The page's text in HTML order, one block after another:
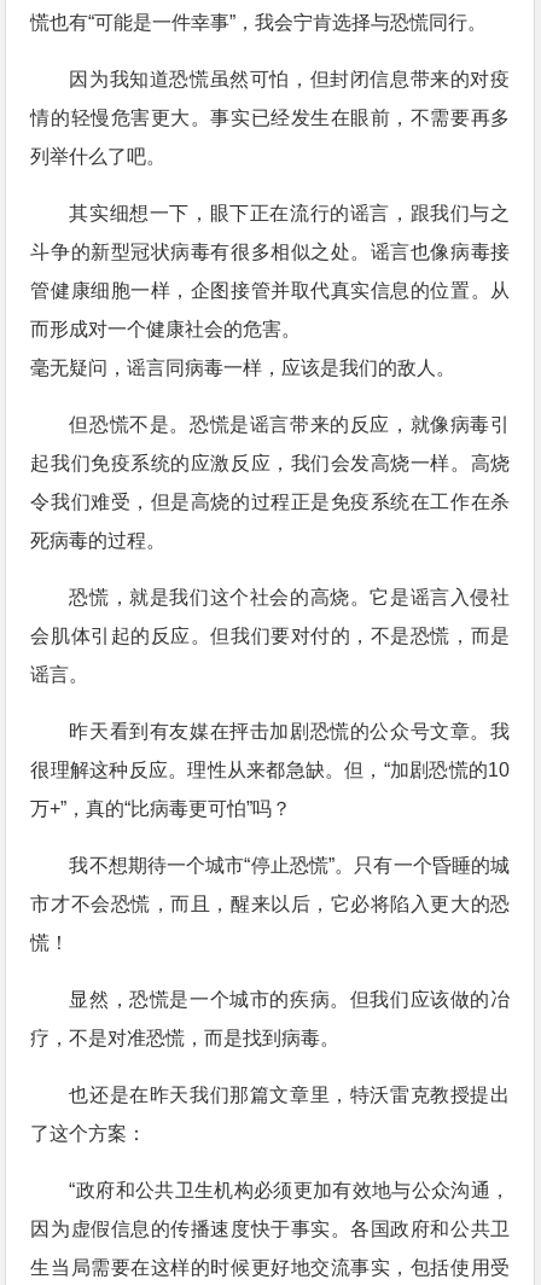
慌也有“可能是一件幸事”，我会宁肯选择与恐慌同行。
因为我知道恐慌虽然可怕，但封闭信息带来的对疫
情的轻慢危害更大。事实已经发生在眼前，不需要再多
列举什么了吧。
其实细想一下，眼下正在流行的谣言，跟我们与之
斗争的新型冠状病毒有很多相似之处。谣言也像病毒接
管健康细胞一样，企图接管并取代真实信息的位置。从
而形成对一个健康社会的危害。
毫无疑问，谣言同病毒一样，应该是我们的敌人。
但恐慌不是。恐慌是谣言带来的反应，就像病毒引
起我们免疫系统的应激反应，我们会发高烧一样。高烧
令我们难受，但是高烧的过程正是免疫系统在工作在杀
死病毒的过程。
恐慌，就是我们这个社会的高烧。它是谣言入侵社
会肌体引起的反应。但我们要对付的，不是恐慌，而是
谣言。
昨天看到有友媒在抨击加剧恐慌的公众号文章。我
很理解这种反应。理性从来都急缺。但，“加剧恐慌的10
万+”，真的“比病毒更可怕”吗？
我不想期待一个城市“停止恐慌”。只有一个昏睡的城
市才不会恐慌，而且，醒来以后，它必将陷入更大的恐
慌！
显然，恐慌是一个城市的疾病。但我们应该做的冶
疗，不是对准恐慌，而是找到病毒。
也还是在昨天我们那篇文章里，特沃雷克教授提出
了这个方案：
“政府和公共卫生机构必须更加有效地与公众沟通，
因为虚假信息的传播速度快于事实。各国政府和公共卫
生当局需要在这样的时候更好地交流事实，包括使用受